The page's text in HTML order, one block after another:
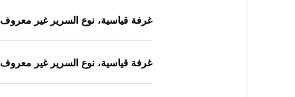
غرفة قياسية، نوع السرير غير معروف
غرفة قياسية، نوع السرير غير معروف